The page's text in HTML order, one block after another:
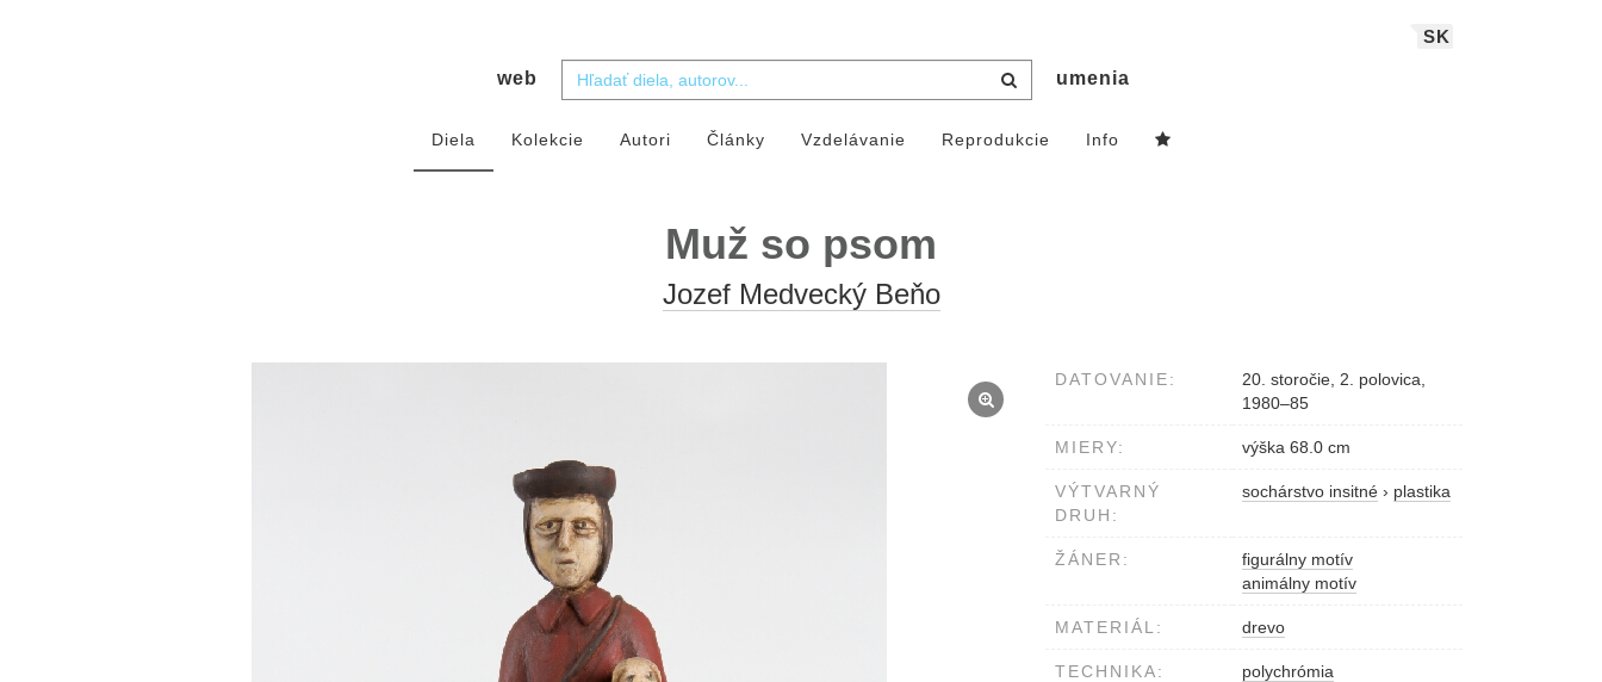
SK
web umenia
Diela Kolekcie Autori Články Vzdelávanie Reprodukcie Info
Muž so psom
Jozef Medvecký Beňo
DATOVANIE:
20. storočie, 2. polovica,
1980–85
MIERY: výška 68.0 cm
VÝTVARNÝ
DRUH:
sochárstvo insitné › plastika
ŽÁNER:
figurálny motív
animálny motív
MATERIÁL: drevo
TECHNIKA:
polychrómia